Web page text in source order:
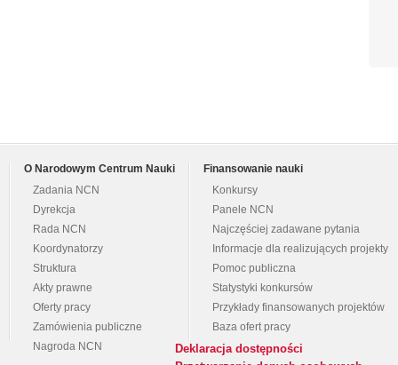
O Narodowym Centrum Nauki
Zadania NCN
Dyrekcja
Rada NCN
Koordynatorzy
Struktura
Akty prawne
Oferty pracy
Zamówienia publiczne
Nagroda NCN
Finansowanie nauki
Konkursy
Panele NCN
Najczęściej zadawane pytania
Informacje dla realizujących projekty
Pomoc publiczna
Statystyki konkursów
Przykłady finansowanych projektów
Baza ofert pracy
Deklaracja dostępności